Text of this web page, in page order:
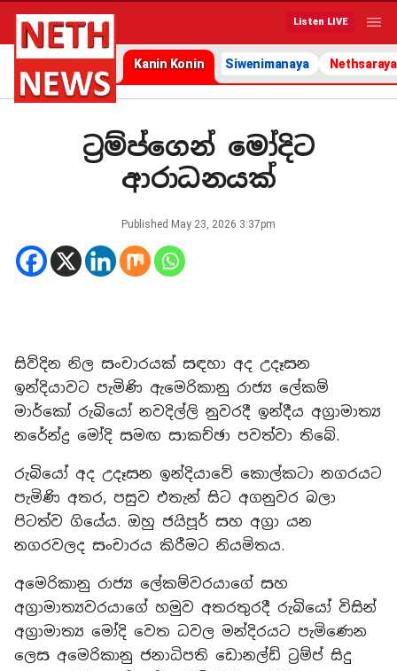
Listen LIVE
Kanin Konin Siwenimanaya Nethsaraya
ට්‍රම්ප්ගෙන් මෝදිට
ආරාධනයක්
Published May 23, 2026 3:37pm
සිව්දින නිල සංචාරයක් සඳහා අද උදෑසන
ඉන්දියාවට පැමිණි ඇමෙරිකානු රාජ්‍ය ලේකම්
මාර්කෝ රුබියෝ නවදිල්ලි නුවරදී ඉන්දීය අග්‍රාමාත්‍ය
නරේන්ද්‍ර මෝදි සමඟ සාකච්ඡා පවත්වා තිබේ.
රුබියෝ අද උදෑසන ඉන්දියාවේ කොල්කටා නගරයට
පැමිණි අතර, පසුව එතැන් සිට අගනුවර බලා
පිටත්ව ගියේය. ඔහු ජයිපූර් සහ අග්‍රා යන
නගරවලද සංචාරය කිරීමට නියමිතය.
අමෙරිකානු රාජ්‍ය ලේකම්වරයාගේ සහ
අග්‍රාමාත්‍යවරයාගේ හමුව අතරතුරදී රුබියෝ විසින්
අග්‍රාමාත්‍ය මෝදි වෙත ධවල මන්දිරයට පැමිණෙන
ලෙස අමෙරිකානු ජනාධිපති ඩොනල්ඩ් ට්‍රම්ප් සිදු